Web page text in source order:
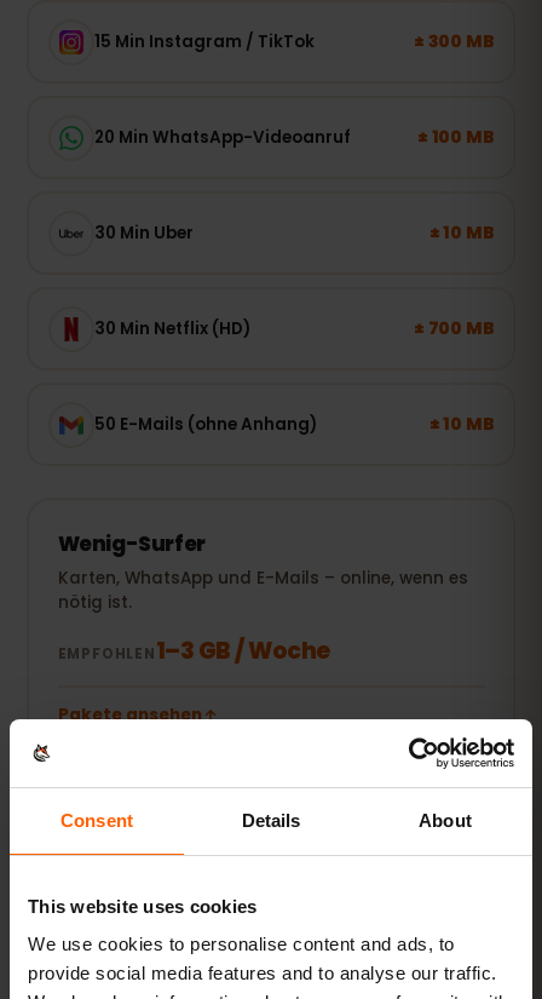
Consent Details About
This website uses cookies
We use cookies to personalise content and ads, to
provide social media features and to analyse our traffic.
15 Min Instagram / TikTok ± 300 MB
20 Min WhatsApp-Videoanruf ± 100 MB
30 Min Uber ± 10 MB
30 Min Netflix (HD) ± 700 MB
50 E-Mails (ohne Anhang) ± 10 MB
Wenig-Surfer
Karten, WhatsApp und E-Mails – online, wenn es
nötig ist.
EMPFOHLEN1–3 GB / Woche
Pakete ansehen
Alltags-Nutzer
Dazu Social Media, Musik-Streaming und Fotos
Pakete ansehen